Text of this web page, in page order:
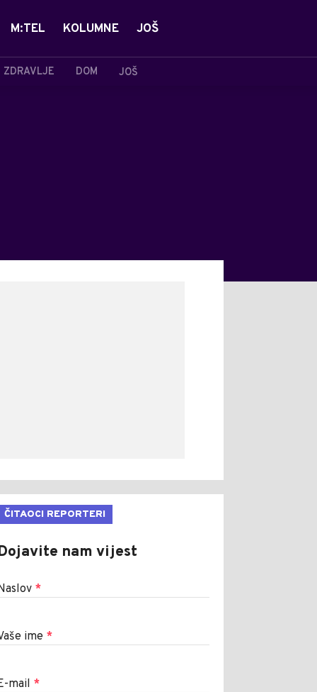
ZDRAVLJE DOM JOŠ
M:TEL KOLUMNE JOŠ
ČITAOCI REPORTERI
nam vijest
*
ime *
mail *